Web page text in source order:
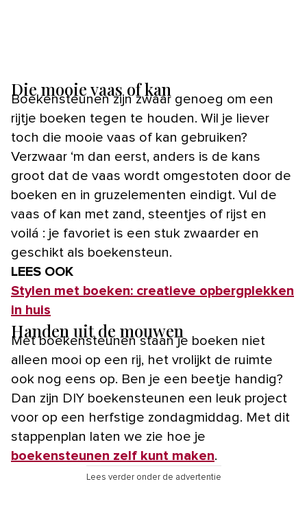
Die mooie vaas of kan
Boekensteunen zijn zwaar genoeg om een
rijtje boeken tegen te houden. Wil je liever
toch die mooie vaas of kan gebruiken?
Verzwaar ‘m dan eerst, anders is de kans
groot dat de vaas wordt omgestoten door de
boeken en in gruzelementen eindigt. Vul de
vaas of kan met zand, steentjes of rijst en
voilá : je favoriet is een stuk zwaarder en
geschikt als boekensteun.
LEES OOK
Stylen met boeken: creatieve opbergplekken
in huis
Handen uit de mouwen
Met boekensteunen staan je boeken niet
alleen mooi op een rij, het vrolijkt de ruimte
ook nog eens op. Ben je een beetje handig?
Dan zijn DIY boekensteunen een leuk project
voor op een herfstige zondagmiddag. Met dit
stappenplan laten we zie hoe je
boekensteunen zelf kunt maken.
Lees verder onder de advertentie